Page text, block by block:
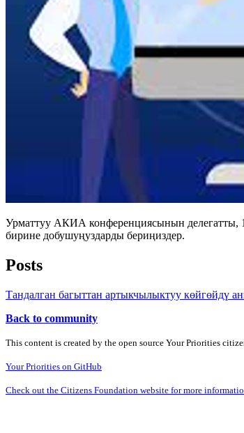
Урматтуу АКИА конференциясынын делегатты,
бирине добушуңуздарды бериңиздер.
Posts
Тандалган багыттан артыкчылыктуу көйгөйдү
Back to community
This content is created by the open source Your Priorities
Your Priorities on GitHub
Check out the Citizens Foundation website for more